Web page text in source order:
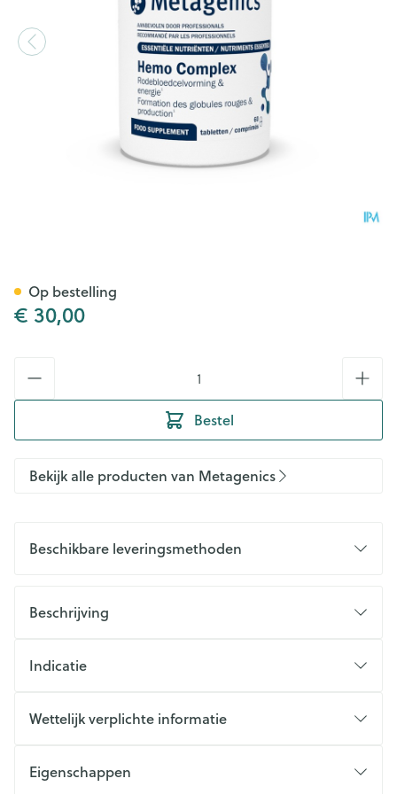
€ 30,00
Bestel
Op bestelling
Bekijk alle producten van Metagenics
Beschikbare leveringsmethoden
Beschrijving
Indicatie
Wettelijk verplichte informatie
Eigenschappen